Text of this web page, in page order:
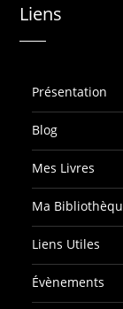
Liens
Présentation
Blog
Mes Livres
Ma
Liens Utiles
Évènements